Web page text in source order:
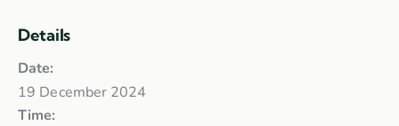
Details
Date:
19 December 2024
Time: